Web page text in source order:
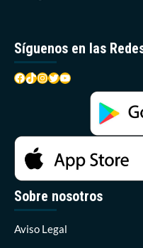
Síguenos en las
Facebook
TikTok
Instagram
Twitter
YouTube
Sobre nosotros
Aviso Legal